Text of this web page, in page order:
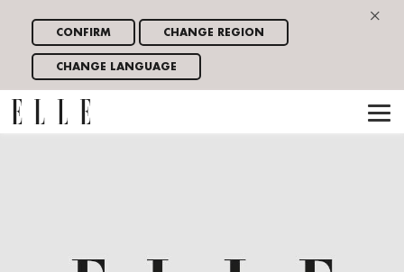
×
CONFIRM CHANGE REGION
CHANGE LANGUAGE